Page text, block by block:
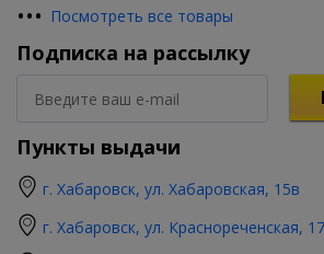
••• Посмотреть все товары
Подписка на рассылку
Пункты выдачи
г. Хабаровск, ул. Хабаровская, 15в
г. Хабаровск, ул. Краснореченская, 17